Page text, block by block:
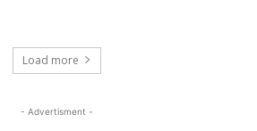
Load more
- Advertisment -